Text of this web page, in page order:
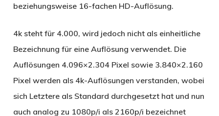
beziehungsweise 16-fachen HD-Auflösung.
4k steht für 4.000, wird jedoch nicht als einheitliche
Bezeichnung für eine Auflösung verwendet. Die
Auflösungen 4.096×2.304 Pixel sowie 3.840×2.160
Pixel werden als 4k-Auflösungen verstanden, wobei
sich Letztere als Standard durchgesetzt hat und nun
auch analog zu 1080p/i als 2160p/i bezeichnet